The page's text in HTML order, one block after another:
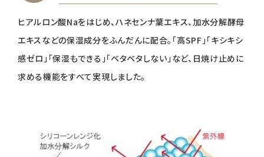
ヒアルロン酸Naをはじめ、ハネセンナ葉エキス、加水分解酵母
エキスなどの保湿成分をふんだんに配合。「高SPF」「キシキシ
感ゼロ」「保湿もできる」「ベタベタしない」など、日焼け止めに
求める機能をすべて実現しました。